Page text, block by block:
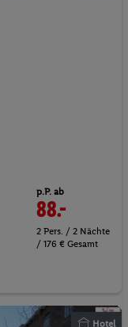
p.P. ab
88.-
2 Pers. / 2 Nächte
/ 176 € Gesamt
Hotel